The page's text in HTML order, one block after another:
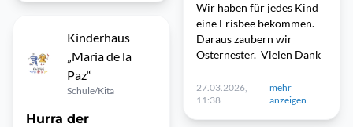
Kinderhaus
„Maria de la
Paz“
Schule/Kita
Hurra der
Wir haben für jedes Kind
eine Frisbee bekommen.
Daraus zaubern wir
Osternester. Vielen Dank
27.03.2026,
11:38
mehr
anzeigen